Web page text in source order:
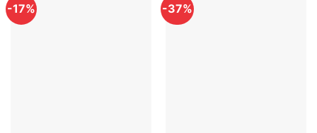
-17% -37%